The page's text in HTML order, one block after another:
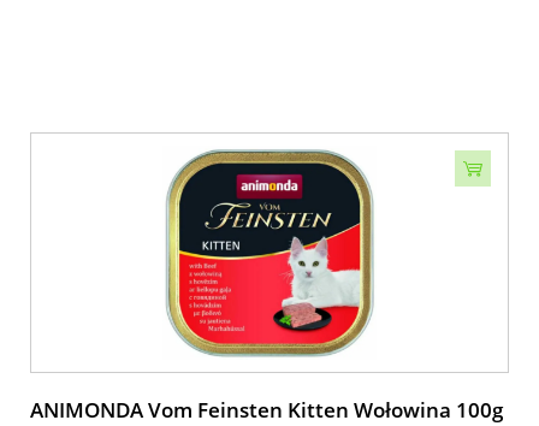
ANIMONDA Vom Feinsten Kitten Wołowina 100g